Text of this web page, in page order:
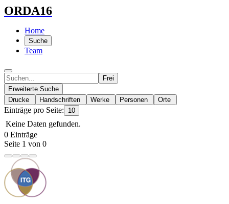
ORDA16
Home
Suche
Team
Frei
Erweiterte Suche
Drucke
Handschriften Werke Personen Orte
Einträge pro Seite: 10
Keine Daten gefunden.
0 Einträge
Seite 1 von 0